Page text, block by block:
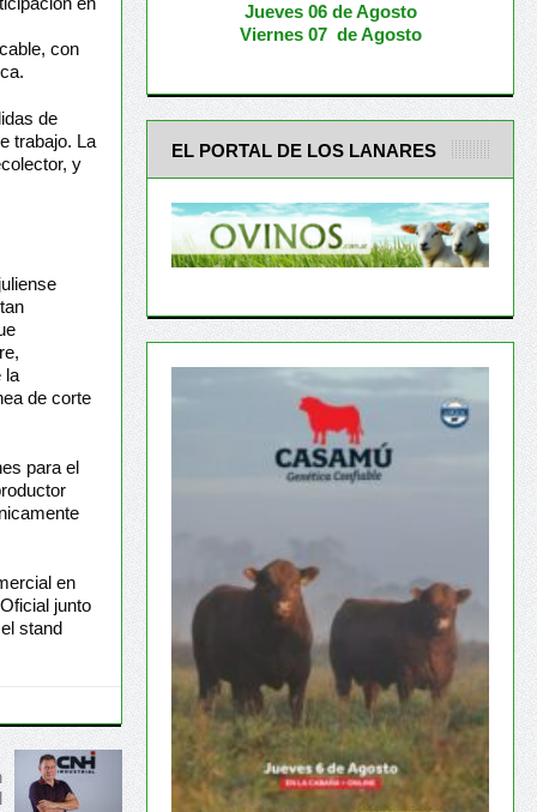
con
de
trabajo. La
y
la
de corte
para el
en
junto
stand
Jueves 06 de Agosto
Viernes 07 de Agosto
EL PORTAL DE LOS LANARES